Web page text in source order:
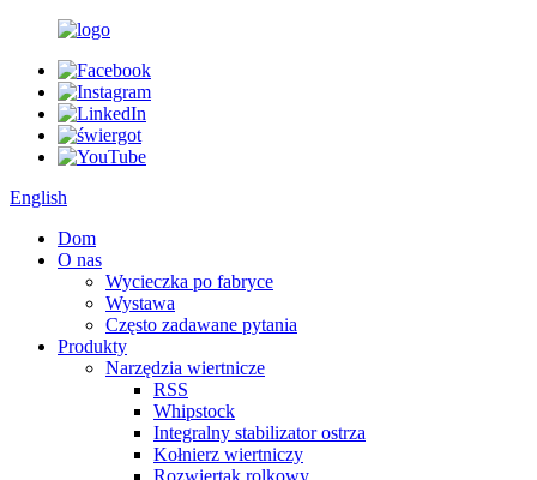
English
Dom
O nas
Wycieczka po fabryce
Wystawa
Często zadawane pytania
Produkty
Narzędzia wiertnicze
RSS
Whipstock
Integralny stabilizator ostrza
Kołnierz wiertniczy
Rozwiertak rolkowy